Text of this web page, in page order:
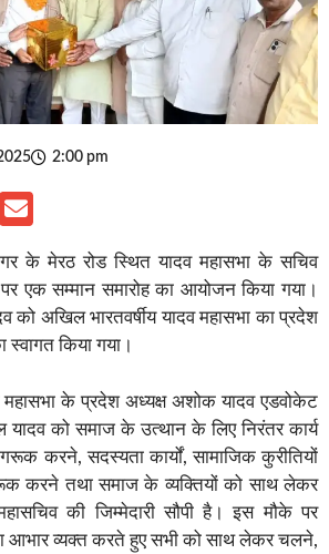
2:00 pm
के मेरठ रोड स्थित यादव महासभा के सचिव
एक सम्मान समारोह का आयोजन किया गया।
को अखिल भारतवर्षीय यादव महासभा का प्रदेश
किया गया।
महासभा के प्रदेश अध्यक्ष अशोक यादव एडवोकेट
यादव को समाज के उत्थान के लिए निरंतर कार्य
करने, सदस्यता कार्यों, सामाजिक कुरीतियों
करने तथा समाज के व्यक्तियों को साथ लेकर
की जिम्मेदारी सौपी है। इस मौके पर
आभार व्यक्त करते हुए सभी को साथ लेकर चलने,